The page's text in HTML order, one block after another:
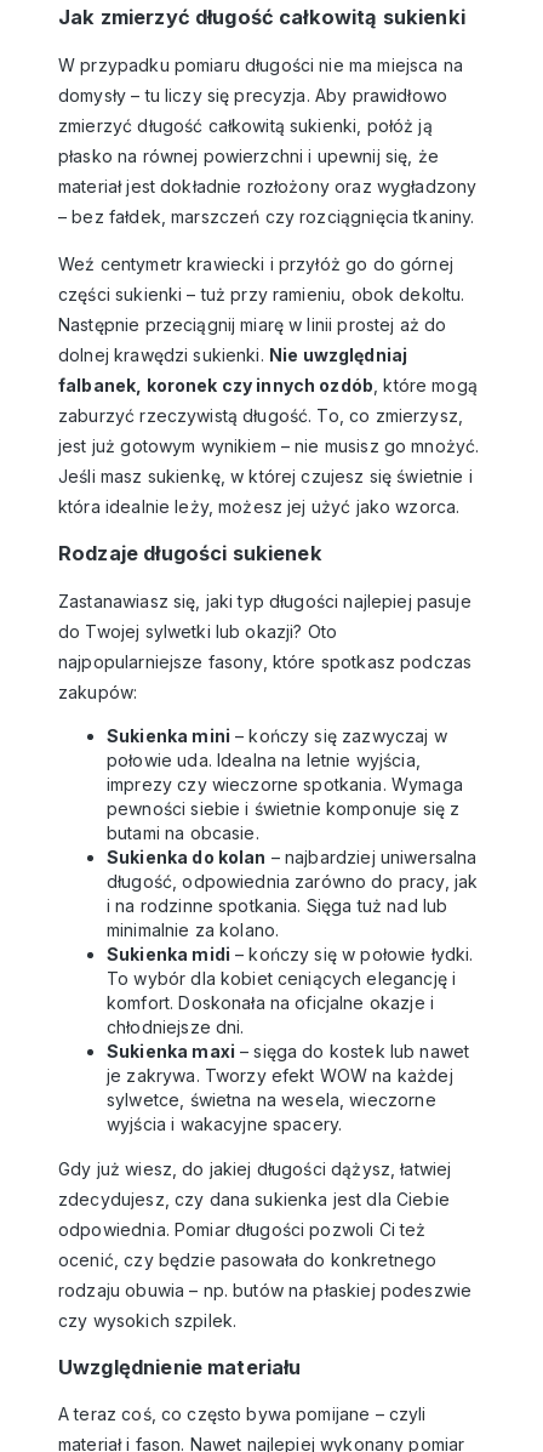
Jak zmierzyć długość całkowitą sukienki
W przypadku pomiaru długości nie ma miejsca na
domysły – tu liczy się precyzja. Aby prawidłowo
zmierzyć długość całkowitą sukienki, połóż ją
płasko na równej powierzchni i upewnij się, że
materiał jest dokładnie rozłożony oraz wygładzony
– bez fałdek, marszczeń czy rozciągnięcia tkaniny.
Weź centymetr krawiecki i przyłóż go do górnej
części sukienki – tuż przy ramieniu, obok dekoltu.
Następnie przeciągnij miarę w linii prostej aż do
dolnej krawędzi sukienki. Nie uwzględniaj
falbanek, koronek czy innych ozdób , które mogą
zaburzyć rzeczywistą długość. To, co zmierzysz,
jest już gotowym wynikiem – nie musisz go mnożyć.
Jeśli masz sukienkę, w której czujesz się świetnie i
która idealnie leży, możesz jej użyć jako wzorca.
Rodzaje długości sukienek
Zastanawiasz się, jaki typ długości najlepiej pasuje
do Twojej sylwetki lub okazji? Oto
najpopularniejsze fasony, które spotkasz podczas
zakupów:
Sukienka mini – kończy się zazwyczaj w
połowie uda. Idealna na letnie wyjścia,
imprezy czy wieczorne spotkania. Wymaga
pewności siebie i świetnie komponuje się z
butami na obcasie.
Sukienka do kolan – najbardziej uniwersalna
długość, odpowiednia zarówno do pracy, jak
i na rodzinne spotkania. Sięga tuż nad lub
minimalnie za kolano.
Sukienka midi – kończy się w połowie łydki.
To wybór dla kobiet ceniących elegancję i
komfort. Doskonała na oficjalne okazje i
chłodniejsze dni.
Sukienka maxi – sięga do kostek lub nawet
je zakrywa. Tworzy efekt WOW na każdej
sylwetce, świetna na wesela, wieczorne
wyjścia i wakacyjne spacery.
Gdy już wiesz, do jakiej długości dążysz, łatwiej
zdecydujesz, czy dana sukienka jest dla Ciebie
odpowiednia. Pomiar długości pozwoli Ci też
ocenić, czy będzie pasowała do konkretnego
rodzaju obuwia – np. butów na płaskiej podeszwie
czy wysokich szpilek.
Uwzględnienie materiału
A teraz coś, co często bywa pomijane – czyli
materiał i fason. Nawet najlepiej wykonany pomiar